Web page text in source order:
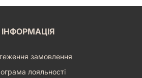
ІНФОРМАЦІЯ
замовлення
лояльності